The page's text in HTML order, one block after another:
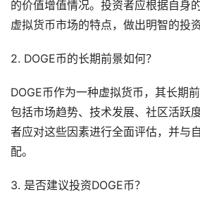
的价值增值情况。投资者应根据自身
虚拟货币市场的特点，做出明智的投资
2. DOGE币的长期前景如何？
DOGE币作为一种虚拟货币，其长期
包括市场趋势、技术发展、社区活跃
者应对这些因素进行全面评估，并与
配。
3. 是否建议投资DOGE币？